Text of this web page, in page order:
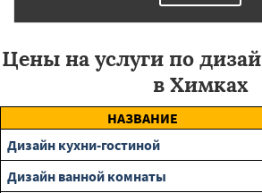
Цены на услуги по
в Химках
НАЗВАНИЕ
Дизайн кухни-гостиной
Дизайн ванной комнаты